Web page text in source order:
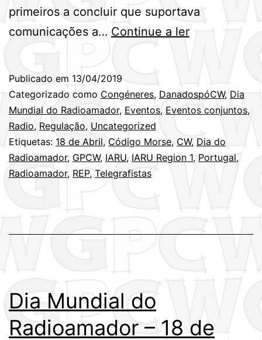
primeiros a concluir que suportava
comunicações a… Continue a lerDia
Radioamador
–
de
Publicado em 13/04/2019
Categorizado como Congéneres, DanadospóCW, Dia
Mundial do Radioamador, Eventos, Eventos conjuntos,
Radio, Regulação, Uncategorized
Etiquetas: 18 de Abril, Código Morse, CW, Dia do
Radioamador, GPCW, IARU, IARU Region 1, Portugal,
Radioamador, REP, Telegrafistas
Dia Mundial do
Radioamador – 18 de